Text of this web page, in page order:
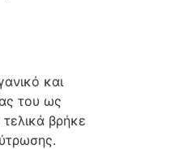
και
του ως
βρήκε